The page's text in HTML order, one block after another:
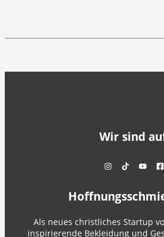
Wir sind
Als neues christliches Startup
inspirierende Bekleidung und